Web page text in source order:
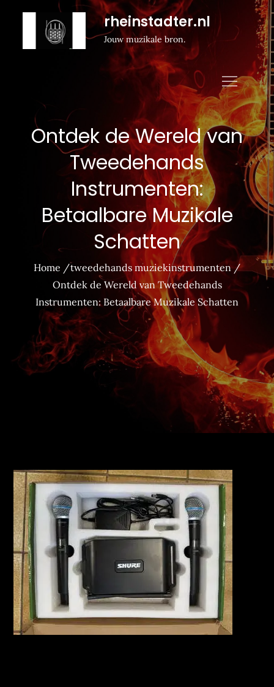
rheinstadter.nl
Jouw muzikale bron.
Ontdek de Wereld van
Tweedehands
Instrumenten:
Betaalbare Muzikale
Schatten
Home
tweedehands muziekinstrumenten
Ontdek de Wereld van Tweedehands
Instrumenten: Betaalbare Muzikale Schatten